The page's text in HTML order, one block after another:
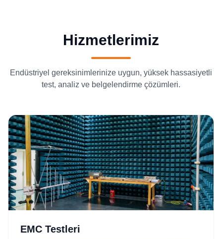
Hizmetlerimiz
Endüstriyel gereksinimlerinize uygun, yüksek hassasiyetli
test, analiz ve belgelendirme çözümleri.
EMC Testleri